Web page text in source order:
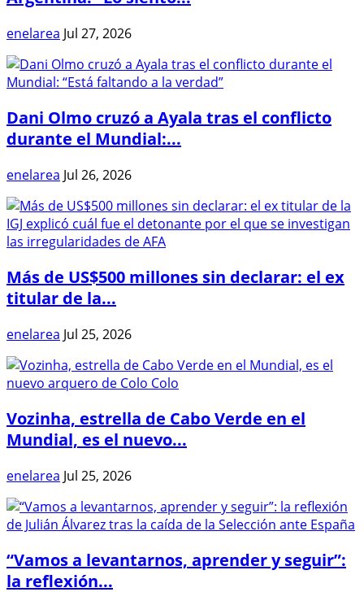
enelarea Jul 27, 2026
Dani Olmo cruzó a Ayala tras el conflicto
durante el Mundial:...
enelarea Jul 26, 2026
Más de US$500 millones sin declarar: el ex
titular de la...
enelarea Jul 25, 2026
Vozinha, estrella de Cabo Verde en el
Mundial, es el nuevo...
enelarea Jul 25, 2026
“Vamos a levantarnos, aprender y seguir”:
la reflexión...